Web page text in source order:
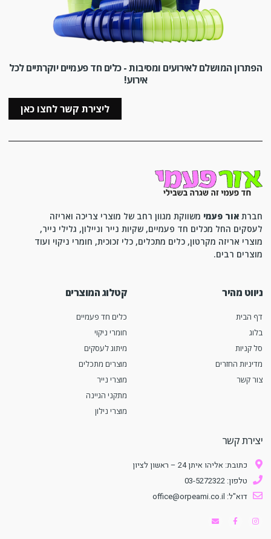
הפתרון המושלם לאירועים ומסיבות - כלים חד פעמיים יוקרתיים לכל
אירוע!
ליצירת קשר לחצו כאן
חברת אור פעמי משווקת מגוון רחב של מוצרי צריכה ואריזה
לעסקים החל מכלים חד פעמיים, שקיות נייר וניילון, גלילי נייר,
מוצרי אריזה מקרטון, כלים מתכלים, כלי זכוכית, חומרי ניקוי ועוד
מוצרים רבים.
ניווט מהיר
דף הבית
בלוג
סל קניות
מדיניות החזרים
צור קשר
קטלוג המוצרים
כלים חד פעמיים
חומרי ניקוי
מיתוג לעסקים
מוצרים מתכלים
מוצרי נייר
מתקני הגיינה
מוצרי נילון
יצירת קשר
כתובת: אליהו איתן 24 – ראשון לציון
טלפון: 03-5272322
דוא"ל: office@orpeami.co.il